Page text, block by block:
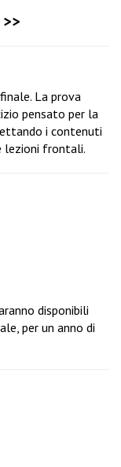
La prova
pensato per la
i contenuti
lezioni frontali.
disponibili
per un anno di